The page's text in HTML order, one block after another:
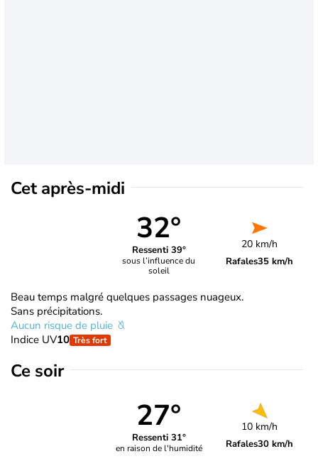
Cet après-midi
32°
Ressenti 39°
sous l’influence du
soleil
20 km/h
Rafales35 km/h
Beau temps malgré quelques passages nuageux.
Sans précipitations.
Aucun risque de pluie
Indice UV10 Très fort
Ce soir
27°
Ressenti 31°
en raison de l'humidité
10 km/h
Rafales30 km/h